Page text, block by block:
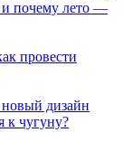
и почему лето —
провести
дизайн
к чугуну?